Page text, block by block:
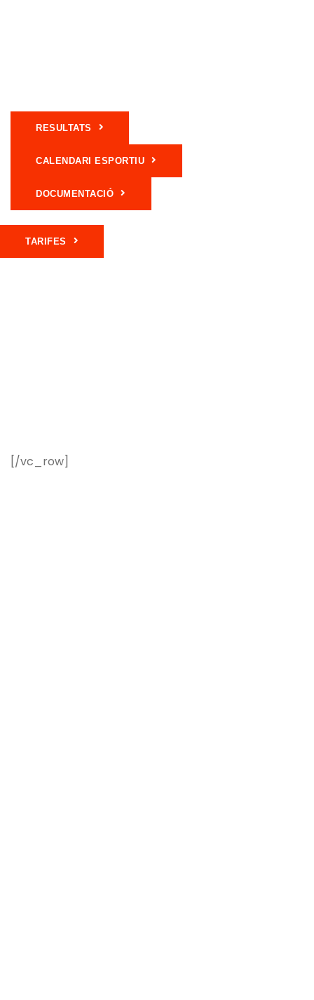
RESULTATS
CALENDARI ESPORTIU
DOCUMENTACIÓ
TARIFES
[/vc_row]